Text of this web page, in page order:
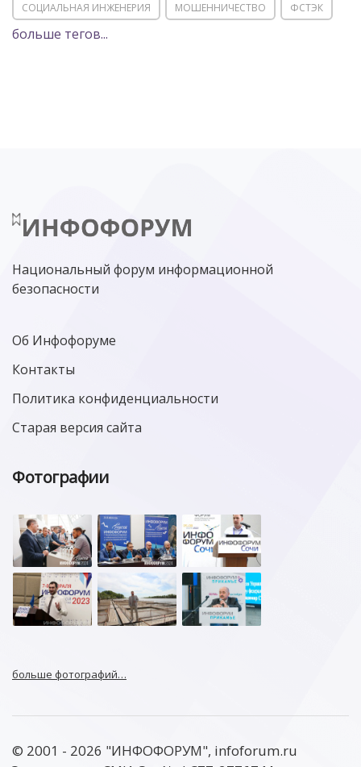
СОЦИАЛЬНАЯ ИНЖЕНЕРИЯ МОШЕННИЧЕСТВО ФСТЭК
POSITIVE TECHNOLOGIES
МИНЦИФРЫ РОССИИ NGFW
больше тегов...
Национальный форум информационной
безопасности
Об Инфофоруме
Контакты
Политика конфиденциальности
Старая версия сайта
Фотографии
больше фотографий…
© 2001 - 2026 "ИНФОФОРУМ", infoforum.ru